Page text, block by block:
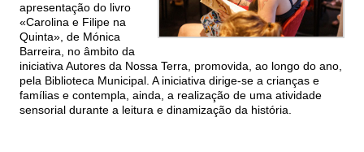
apresentação do livro
«Carolina e Filipe na
Quinta», de Mónica
Barreira, no âmbito da
iniciativa Autores da Nossa Terra, promovida, ao longo do ano,
pela Biblioteca Municipal. A iniciativa dirige-se a crianças e
famílias e contempla, ainda, a realização de uma atividade
sensorial durante a leitura e dinamização da história.